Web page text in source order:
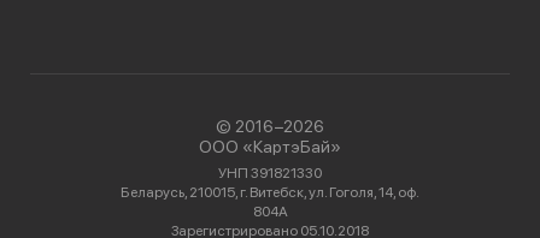
© 2016−2026
ООО «КартэБай»
УНП 391821330
Беларусь, 210015, г. Витебск, ул. Гоголя, 14, оф.
804А
Зарегистрировано 05.10.2018